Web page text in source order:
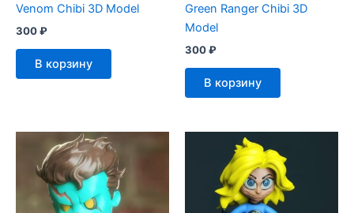
Venom Chibi 3D Model
300₽
В корзину
Green Ranger Chibi 3D
Model
300₽
В корзину